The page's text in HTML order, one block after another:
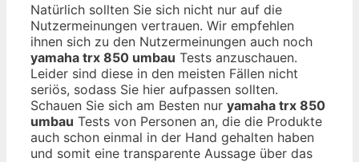
Natürlich sollten Sie sich nicht nur auf die
Nutzermeinungen vertrauen. Wir empfehlen
ihnen sich zu den Nutzermeinungen auch noch
yamaha trx 850 umbau Tests anzuschauen.
Leider sind diese in den meisten Fällen nicht
seriös, sodass Sie hier aufpassen sollten.
Schauen Sie sich am Besten nur yamaha trx 850
umbau Tests von Personen an, die die Produkte
auch schon einmal in der Hand gehalten haben
und somit eine transparente Aussage über das